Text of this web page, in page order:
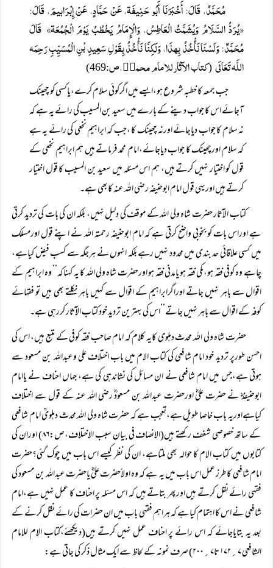
مُحَمَّدٌ، قَالَ: أَخْبَرَنَا أَبُو حَنِيفَۃ، عَنْ حَمَّادٍ، عَنْ إِبْرَاہيمَ، قَالَ:
«يُرَدُّ السَّلَامُ وَيُشَمَّتُ الْعَاطِسُ، وَالْإِمَامُ يَخْطُبُ يَوْمَ الْجُمُعَۃ» قَالَ
مُحَمَّدٌ: وَلَسْنَا نَأْخُذُ بِہذَا، وَلَكِنَّا نَأْخُذُ بِقَوْلِ سَعِيدِ بْنِ الْمُسَيِّبِ رَحِمَہ
اللَّہ تَعَالَی(کتاب الآثارللامام محمدؒ،ص:469)
جب جمعہ کا خطبہ شروع ہو،ایسے میں اگرکوئی سلام کرے،یاکسی کو چھینک
آجائے اس کا جواب دینے کے بارے میں سعید بن المسیب کی رائے یہ ہے کہ
نہ سلام کا جواب دیاجائے اورنہ چھینک کا ،جب کہ ابراہیم نخعی کی رائے یہ ہے
کہ سلام اورچھینک کا جواب دیاجائے،امام محمد فرماتے ہیں ہم ابراہیم نخعی کے
قول کو اختیار نہیں کرتے ہیں، ہم اس مسئلہ میں سعید بن المسیب کا قول اختیار
کرتے ہیں اوریہی قول امام ابوحنیفہ رضی اللہ عنہ کابھی ہے۔
کتاب الآثار حضرت شاہ ولی اللہ کے موقف کی دلیل نہیں، بلکہ ان کی بات کی تردید کرتی
ہے اوراس بات کو بخوبی واضح کرتی ہے کہ امام ابوحنیفہ رحمتہ اللہ نے اپنے قول اورمسلک
میں کسی علاقائی حد بندی میں محدود نہیں رہے بلکہ انہوں نے ہرجگہ سے کسب فیض کیاہے،
چاہے وہ کوفی فقہ ہو،مکی فقہ ہو یامدنی فقہ ہو اورحضرت شاہ ولی اللہ کا یہ کہناکہ’’ وہ ابراہیم کے
اقوال سے باہر نہیں جاتے اوراگرابراہیم کے اقوال سے کہیں باہر نکلتے بھی ہیں تو فقہائے
کوفہ کے اقوال سے باہر نہیں جاتے’’اس کی بہترین تردید خود کتاب الآثار کررہی ہے۔
حضرت شاہ ولی اللہ محدث دہلوی کایہ کلام کہ امام صاحب فقہ کوفی کے متبع ہیں، اس کی
احسن طورپر تردید خود امام شافعی کی کتاب الام میں باب اختلاف علی وعبداللہ بن مسعود سے
ہوتی ہے،جس میں امام شافعی نے ان مسائل کی نشاندہی کی ہے، جہاں احناف نے یاامام
ابوحنیفہؓ نے حضرت علیؓ اورحضرت عبداللہ بن مسعودؓ رضی اللہ عنہ کے قول سے اختلاف
کیاہےاوریہ باب خاصا طویل ہے،تعجب ہے کہ حضرت شاہ ولی اللہ محدث دہلویؒ امام شافعی
کے ساتھ خصوصی شغف رکھتے ہیں(الانصاف فی بیان سبب الاختلاف،ص:۸۶) اوران کی
کتابوں میں کتاب الام کا حوالہ بھی ملتاہے، ان کی نظر کیسے اس باب میں چوک گئی؟حضرت
امام شافعی کا طرز عمل اس باب میں یہ ہے کہ وہ اولاًحضرت علیؓ یاحضرت عبداللہ بن مسعود کی
فقہی رائے نقل کرتے ہیں اورپھر بتاتے ہیں کہ اس مسئلہ پر احناف کا عمل نہیں ہے،امام
شافعی نے اس کا اہتمام کیاہے کہ ہراہم فقہی باب میں ان حضرات کی رائے نقل کرنے کے
بعد یہ بتایاجائے کہ اس رائے پر احناف عمل نہیں کرتے ہیں(دیکھئے،کتاب الام للامام
الشافعی ۷؍۱۷۲ تا۷؍۲۰۰) صرف نمونہ کے لحاظ سے ایک مثال ذکر کی جاتی ہے: